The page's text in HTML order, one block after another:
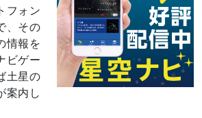
太陽から90度西に離れる（深夜に昇り、
日の出のころ南に見える）
日付は赤道座標系（黄道座標系では6日）
深夜～翌8日明け方
フォン
、その
情報を
ビゲー
土星の
案内し